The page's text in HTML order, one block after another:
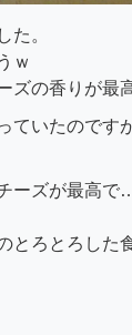
た。
ｗ
ズの香りが最
ていたのです
ーズが最高
ろとろした